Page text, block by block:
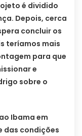
é dividido
Depois, cerca
concluir os
teríamos mais
para que
e
sobre o
Ibama em
das condições